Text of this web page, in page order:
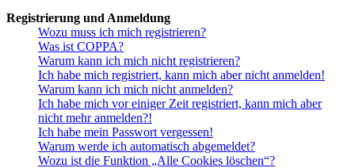
Registrierung und Anmeldung
Wozu muss ich mich registrieren?
Was ist COPPA?
Warum kann ich mich nicht registrieren?
Ich habe mich registriert, kann mich aber nicht anmelden!
Warum kann ich mich nicht anmelden?
Ich habe mich vor einiger Zeit registriert, kann mich aber
nicht mehr anmelden?!
Ich habe mein Passwort vergessen!
Warum werde ich automatisch abgemeldet?
Wozu ist die Funktion „Alle Cookies löschen“?